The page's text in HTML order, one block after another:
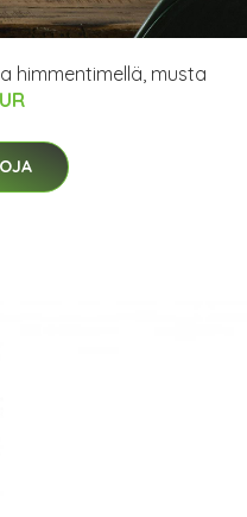
himmentimellä, musta